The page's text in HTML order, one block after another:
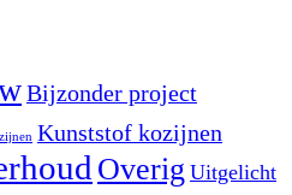
Bijzonder project
Kunststof kozijnen
Overig Uitgelicht